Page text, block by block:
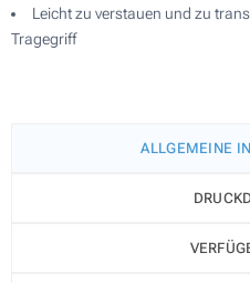
Leicht zu verstauen und zu
Tragegriff
ALLGEMEINE